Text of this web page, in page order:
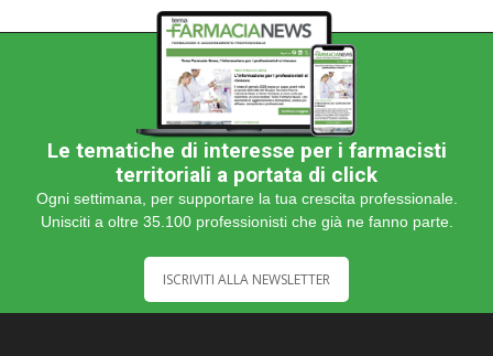
Le tematiche di interesse per i farmacisti
territoriali a portata di click
Ogni settimana, per supportare la tua crescita professionale.
Unisciti a oltre 35.100 professionisti che già ne fanno parte.
ISCRIVITI ALLA NEWSLETTER